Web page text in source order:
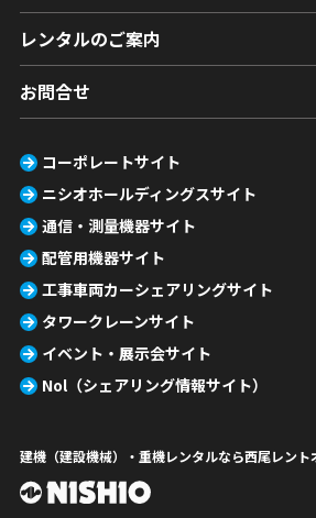
レンタルのご案内
お問合せ
コーポレートサイト
ニシオホールディングスサイト
通信・測量機器サイト
配管用機器サイト
工事車両カーシェアリングサイト
タワークレーンサイト
イベント・展示会サイト
Nol（シェアリング情報サイト）
建機（建設機械）・重機レンタルなら西尾レント